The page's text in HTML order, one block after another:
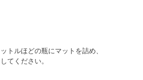
トルほどの瓶にマットを詰め、
てください。